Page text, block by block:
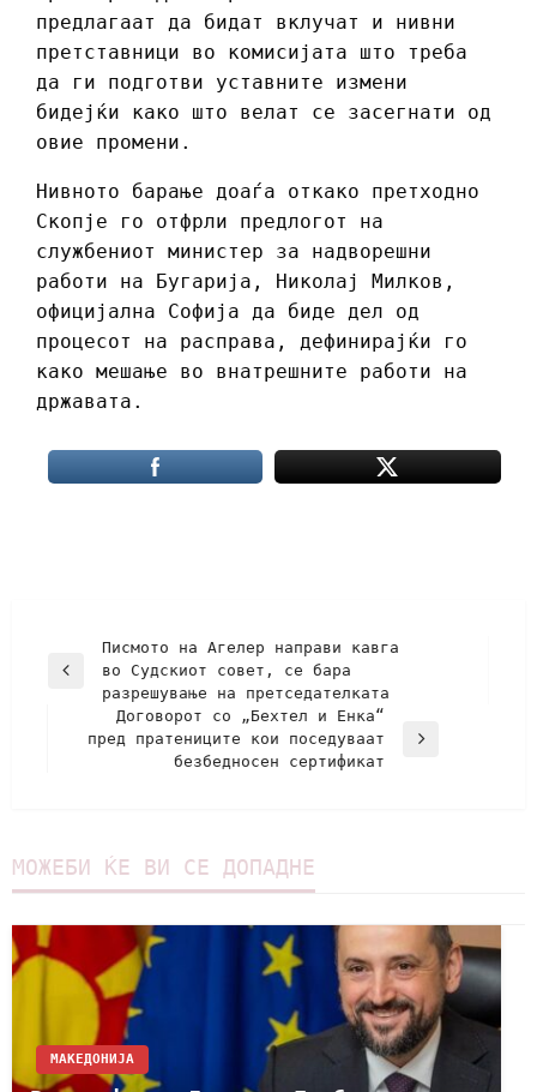
предлагаат да бидат вклучат и нивни
претставници во комисијата што треба
да ги подготви уставните измени
бидејќи како што велат се засегнати од
овие промени.
Нивното барање доаѓа откако претходно
Скопје го отфрли предлогот на
службениот министер за надворешни
работи на Бугарија, Николај Милков,
официјална Софија да биде дел од
процесот на расправа, дефинирајќи го
како мешање во внатрешните работи на
државата.
Писмото на Агелер направи кавга
во Судскиот совет, се бара
разрешување на претседателката
Договорот со „Бехтел и Енка“
пред пратениците кои поседуваат
безбедносен сертификат
МОЖЕБИ ЌЕ ВИ СЕ ДОПАДНЕ
МАКЕДОНИЈА